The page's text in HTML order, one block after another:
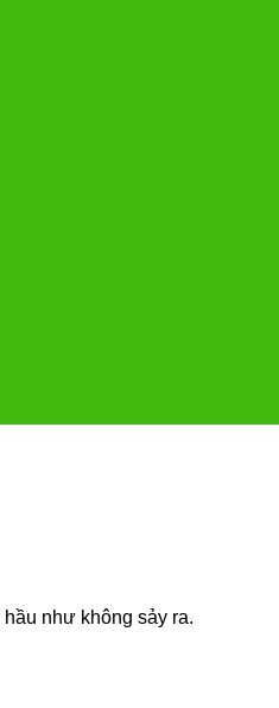
như không sảy ra.